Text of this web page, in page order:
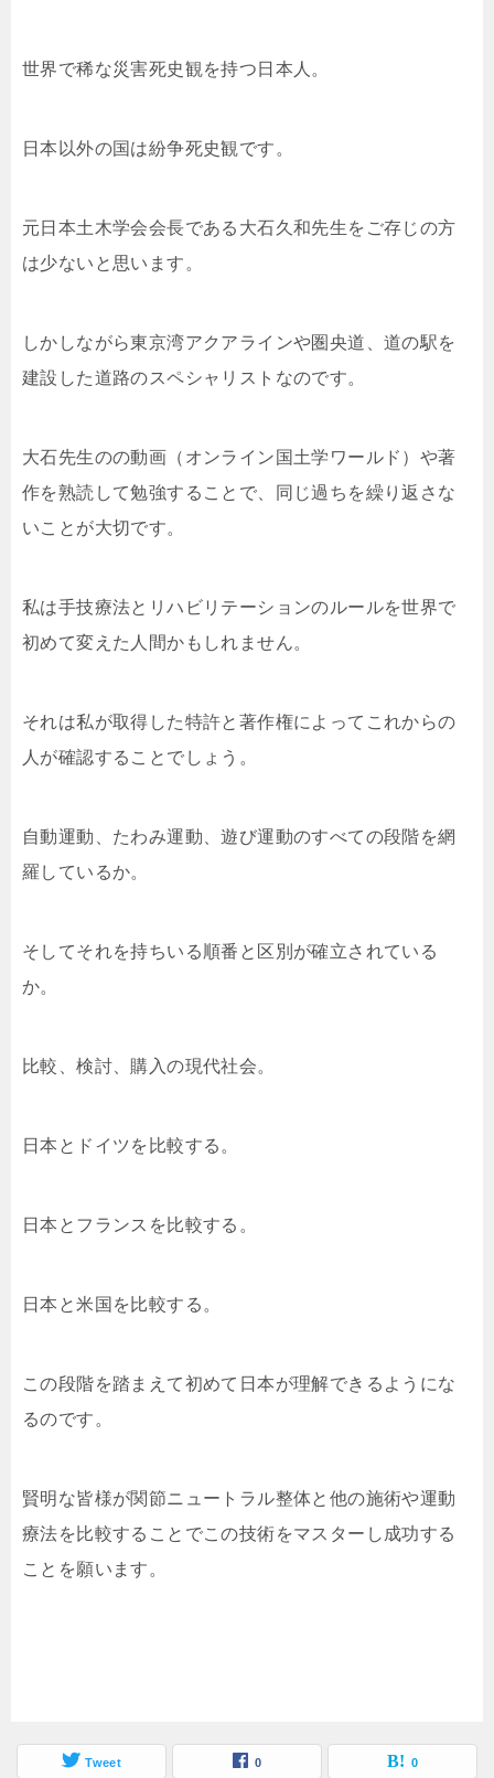
世界で稀な災害死史観を持つ日本人。
日本以外の国は紛争死史観です。
元日本土木学会会長である大石久和先生をご存じの方
は少ないと思います。
しかしながら東京湾アクアラインや圏央道、道の駅を
建設した道路のスペシャリストなのです。
大石先生のの動画（オンライン国土学ワールド）や著
作を熟読して勉強することで、同じ過ちを繰り返さな
いことが大切です。
私は手技療法とリハビリテーションのルールを世界で
初めて変えた人間かもしれません。
それは私が取得した特許と著作権によってこれからの
人が確認することでしょう。
自動運動、たわみ運動、遊び運動のすべての段階を網
羅しているか。
そしてそれを持ちいる順番と区別が確立されている
か。
比較、検討、購入の現代社会。
日本とドイツを比較する。
日本とフランスを比較する。
日本と米国を比較する。
この段階を踏まえて初めて日本が理解できるようにな
るのです。
賢明な皆様が関節ニュートラル整体と他の施術や運動
療法を比較することでこの技術をマスターし成功する
ことを願います。
Tweet 0 0